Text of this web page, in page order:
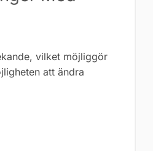
vilket möjliggör
att ändra